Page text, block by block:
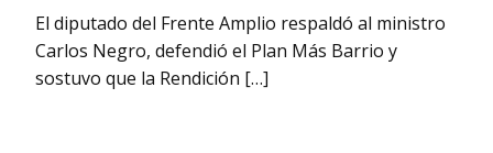
El diputado del Frente Amplio respaldó al ministro
Carlos Negro, defendió el Plan Más Barrio y
sostuvo que la Rendición […]